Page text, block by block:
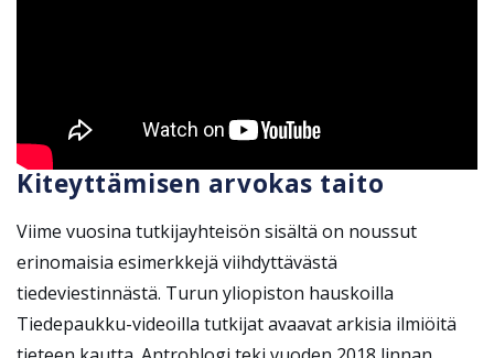
Kiteyttämisen arvokas taito
Viime vuosina tutkijayhteisön sisältä on noussut
erinomaisia esimerkkejä viihdyttävästä
tiedeviestinnästä. Turun yliopiston hauskoilla
Tiedepaukku-videoilla tutkijat avaavat arkisia ilmiöitä